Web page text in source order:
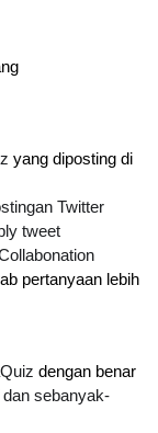
yang diposting di
Twitter
tweet
pertanyaan lebih
dengan benar
sebanyak-